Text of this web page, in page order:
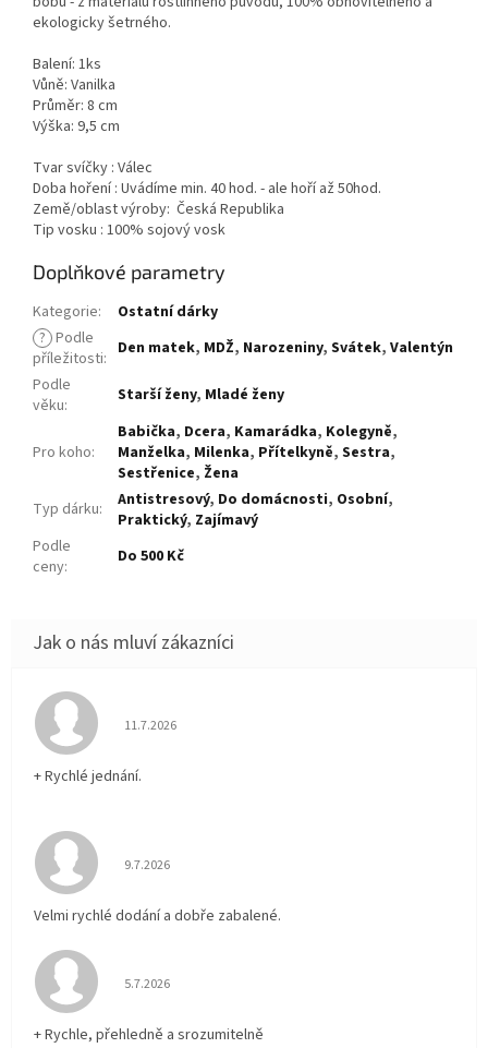
ekologicky šetrného.
Balení: 1ks
Vůně: Vanilka
Průměr: 8 cm
Výška: 9,5 cm
Tvar svíčky : Válec
Doba hoření : Uvádíme min. 40 hod. - ale hoří až 50hod.
Země/oblast výroby: Česká Republika
Tip vosku : 100% sojový vosk
Doplňkové parametry
Kategorie:
Ostatní dárky
? Podle
příležitosti: Den matek, MDŽ, Narozeniny, Svátek, Valentýn
Podle
věku: Starší ženy, Mladé ženy
Pro koho:
Babička, Dcera, Kamarádka, Kolegyně,
Manželka, Milenka, Přítelkyně, Sestra,
Sestřenice, Žena
Typ dárku: Antistresový, Do domácnosti, Osobní,
Praktický, Zajímavý
Podle
ceny: Do 500 Kč
Hodnocení obchodu je 5 z 5 hvězdiček.
11.7.2026
+ Rychlé jednání.
Hodnocení obchodu je 5 z 5 hvězdiček.
9.7.2026
Velmi rychlé dodání a dobře zabalené.
Hodnocení obchodu je 5 z 5 hvězdiček.
5.7.2026
+ Rychle, přehledně a srozumitelně